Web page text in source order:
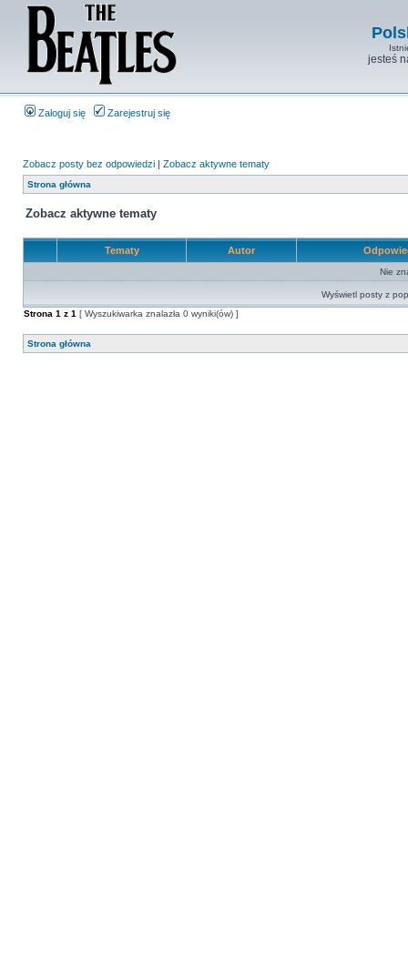
jesteś
Zaloguj się Zarejestruj się
Zobacz posty bez odpowiedzi | Zobacz aktywne tematy
Strona główna
Zobacz aktywne tematy
Tematy Autor
Nie
Wyświetl posty z
Strona 1 z 1 [ Wyszukiwarka znalazła 0 wyniki(ów) ]
Strona główna